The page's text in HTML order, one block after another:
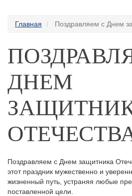
Главная Поздравляем с Днем
ДНЕМ
Поздравляем с Днем защитника
этот праздник мужественно и
жизненный путь, устраняя любые
поставленной цели.